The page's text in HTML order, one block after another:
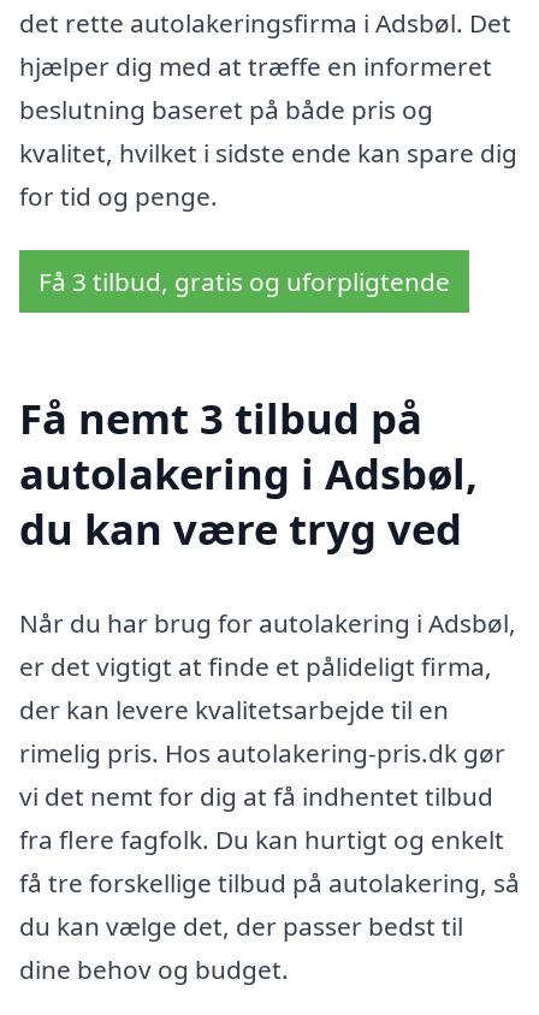
det rette autolakeringsfirma i Adsbøl. Det
hjælper dig med at træffe en informeret
beslutning baseret på både pris og
kvalitet, hvilket i sidste ende kan spare dig
for tid og penge.
Få 3 tilbud, gratis og uforpligtende
Få nemt 3 tilbud på
autolakering i Adsbøl,
du kan være tryg ved
Når du har brug for autolakering i Adsbøl,
er det vigtigt at finde et pålideligt firma,
der kan levere kvalitetsarbejde til en
rimelig pris. Hos autolakering-pris.dk gør
vi det nemt for dig at få indhentet tilbud
fra flere fagfolk. Du kan hurtigt og enkelt
få tre forskellige tilbud på autolakering, så
du kan vælge det, der passer bedst til
dine behov og budget.